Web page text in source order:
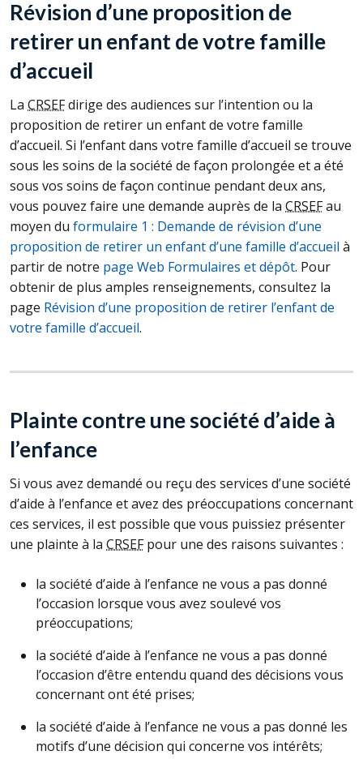
Révision d’une proposition de
retirer un enfant de votre famille
d’accueil
La CRSEFdirige des audiences sur l’intention ou la
proposition de retirer un enfant de votre famille
d’accueil. Si l’enfant dans votre famille d’accueil se trouve
sous les soins de la société de façon prolongée et a été
sous vos soins de façon continue pendant deux ans,
vous pouvez faire une demande auprès de la CRSEFau
moyen du formulaire 1 : Demande de révision d’une
proposition de retirer un enfant d’une famille d’accueil à
partir de notre page Web Formulaires et dépôt. Pour
obtenir de plus amples renseignements, consultez la
page Révision d’une proposition de retirer l’enfant de
votre famille d’accueil.
Plainte contre une société d’aide à
l’enfance
Si vous avez demandé ou reçu des services d’une société
d’aide à l’enfance et avez des préoccupations concernant
ces services, il est possible que vous puissiez présenter
une plainte à la CRSEFpour une des raisons suivantes :
la société d’aide à l’enfance ne vous a pas donné
l’occasion lorsque vous avez soulevé vos
préoccupations;
la société d’aide à l’enfance ne vous a pas donné
l’occasion d’être entendu quand des décisions vous
concernant ont été prises;
la société d’aide à l’enfance ne vous a pas donné les
motifs d’une décision qui concerne vos intérêts;